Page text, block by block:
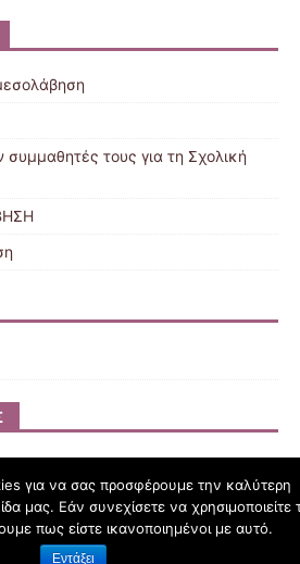
τους για τη Σχολική
schoolpress.sch.gr
για να σας προσφέρουμε την καλύτερη
μας. Εάν συνεχίσετε να χρησιμοποιείτε
πως είστε ικανοποιημένοι με αυτό.
Εντάξει